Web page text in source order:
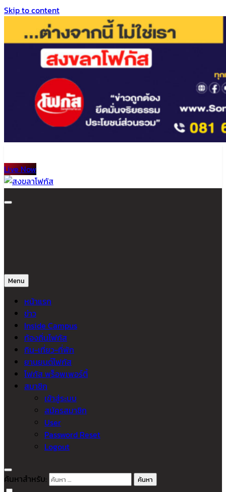
Skip to content
Live Now
สงขลาโฟกัส
ติดตามข่าวสาร ภาคใต้ หาดใหญ่และสงขลา จากสำนักข่าวโฟกัส
Menu
หน้าแรก
ข่าว
Inside Campus
ท้องถิ่นโฟกัส
กิน-เที่ยว-ที่พัก
ยานยนต์โฟกัส
โฟกัส พร็อพเพอร์ตี้
สมาชิก
เข้าสู่ระบบ
สมัครสมาชิก
User
Password Reset
Logout
ค้นหาสำหรับ: